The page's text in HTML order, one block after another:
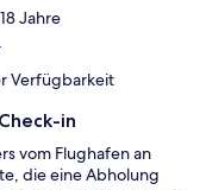
Jahre
Verfügbarkeit
in
vom Flughafen an
die eine Abholung